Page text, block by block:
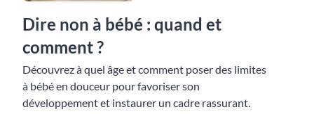
Dire non à bébé : quand et
comment ?
Découvrez à quel âge et comment poser des limites
à bébé en douceur pour favoriser son
développement et instaurer un cadre rassurant.